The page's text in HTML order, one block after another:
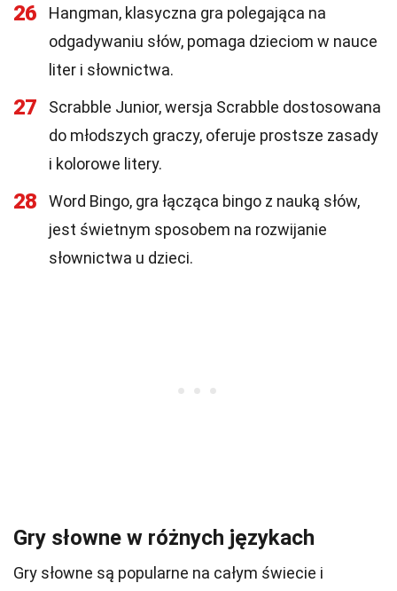
26
Hangman, klasyczna gra polegająca na
odgadywaniu słów, pomaga dzieciom w nauce
liter i słownictwa.
27
Scrabble Junior, wersja Scrabble dostosowana
do młodszych graczy, oferuje prostsze zasady
i kolorowe litery.
28
Word Bingo, gra łącząca bingo z nauką słów,
jest świetnym sposobem na rozwijanie
słownictwa u dzieci.
Gry słowne w różnych językach
Gry słowne są popularne na całym świecie i